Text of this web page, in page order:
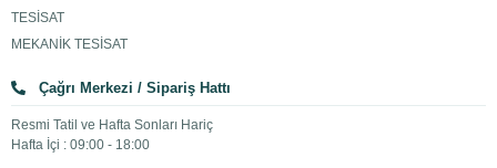
TESİSAT
MEKANİK TESİSAT
Çağrı Merkezi / Sipariş Hattı
Resmi Tatil ve Hafta Sonları Hariç
Hafta İçi : 09:00 - 18:00